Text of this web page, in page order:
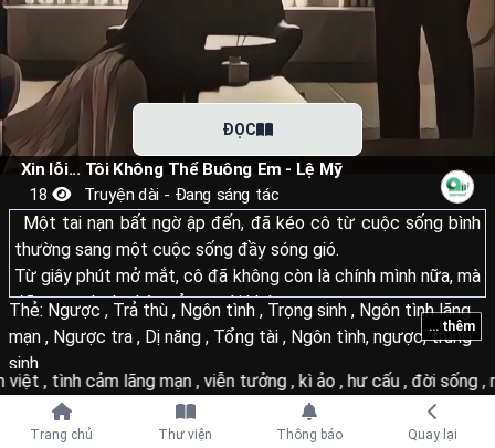
Tiếp tục với
ĐỌC
Xin lỗi... Tôi Không Thể Buông Em - Lệ Mỹ
18 Truyện dài - Đang sáng tác
... thêm
Một tai nạn bất ngờ ập đến, đã kéo cô từ cuộc sống bình
thường sang một cuộc sống đầy sóng gió.
Từ giây phút mở mắt, cô đã không còn là chính mình nữa, mà
đã mang danh phận của người khác.
Hắn dùng cuộc hôn nhân với cô như một công cụ để trả thù,
hắn tin rằng chính cô đã cướp đi sinh mạng của người phụ nữ
hắn yêu.
Hắn dùng mọi cách để dày vò, dằn vặt, và đẩy cô vào những
tình cảnh đau đớn, nhục nhã nhất.
Thẻ: Ngược , Trả thù , Ngôn tình , Trọng sinh , Ngôn tình lãng
mạn , Ngược tra , Dị năng , Tổng tài , Ngôn tình, ngược, trùng
sinh
việt, tình cảm lãng mạn, viễn tưởng, kì ảo, hư cấu, đời sống,
Trang chủ Thư viện Thông báo Quay lại